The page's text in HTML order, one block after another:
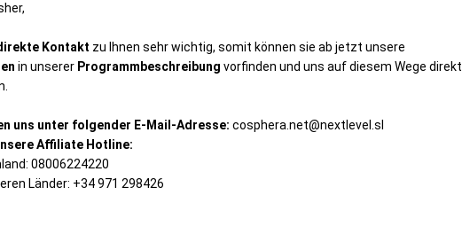
Kontakt zu Ihnen sehr wichtig, somit können sie ab jetzt unsere
in unserer Programmbeschreibung vorfinden und uns auf diesem Wege direkt
uns unter folgender E-Mail-Adresse: cosphera.net@nextlevel.sl
Affiliate Hotline:
08006224220
Länder: +34 971 298426